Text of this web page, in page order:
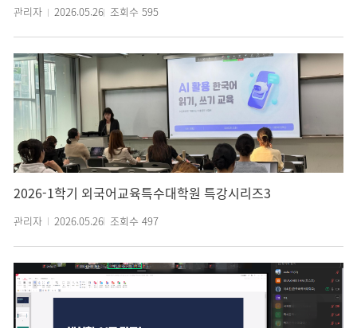
관리자 2026.05.26 조회수 595
2026-1학기 외국어교육특수대학원 특강시리즈3
관리자 2026.05.26 조회수 497